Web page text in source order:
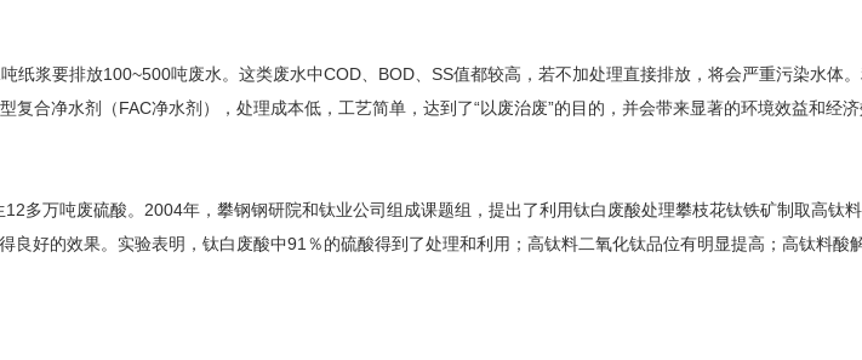
纸浆要排放100~500吨废水。这类废水中COD、BOD、SS值都较高，若不加处理直接排放，将会严重污染水体
复合净水剂（FAC净水剂），处理成本低，工艺简单，达到了“以废治废”的目的，并会带来显著的环境效益和经
多万吨废硫酸。2004年，攀钢钢研院和钛业公司组成课题组，提出了利用钛白废酸处理攀枝花钛铁矿制取高钛
良好的效果。实验表明，钛白废酸中91％的硫酸得到了处理和利用；高钛料二氧化钛品位有明显提高；高钛料酸